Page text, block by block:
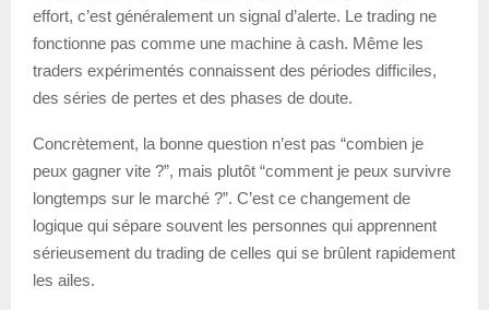
effort, c’est généralement un signal d’alerte. Le trading ne
fonctionne pas comme une machine à cash. Même les
traders expérimentés connaissent des périodes difficiles,
des séries de pertes et des phases de doute.
Concrètement, la bonne question n’est pas “combien je
peux gagner vite ?”, mais plutôt “comment je peux survivre
longtemps sur le marché ?”. C’est ce changement de
logique qui sépare souvent les personnes qui apprennent
sérieusement du trading de celles qui se brûlent rapidement
les ailes.